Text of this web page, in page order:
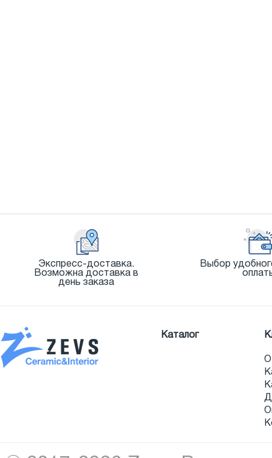
Экспресс-доставка.
Возможна доставка в
день заказа
Выбор
Каталог
О